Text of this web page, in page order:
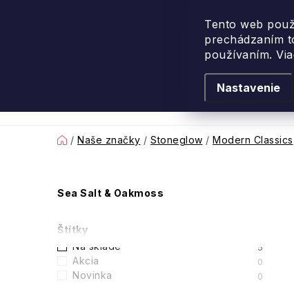
Tento web
prechádzaním
používaním.
Nastavenie
Podľa vône
Domov
/ Naše značky / Stoneglow / Modern Classics
B
o
č
Sea Salt & Oakmoss
Štítky
Na sklade
5
Akcia 0
Novinka 0